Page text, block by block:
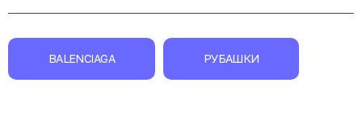
BALENCIAGA РУБАШКИ